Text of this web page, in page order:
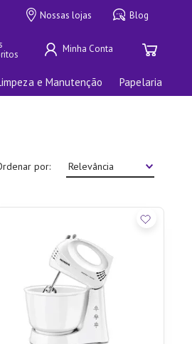
Nossas lojas Blog
e Manutenção Papelaria
por Relevância